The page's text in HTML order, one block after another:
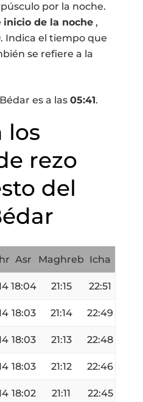
por la noche.
inicio de la noche,
. Indica el tiempo que
se refiere a la
es a las 05:41.
los
rezo
del
Asr Maghreb Icha
18:04 21:15 22:51
18:03 21:14 22:49
18:03 21:13 22:48
18:03 21:12 22:46
18:02 21:11 22:45